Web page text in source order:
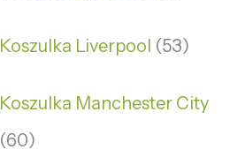
Koszulka Liverpool 53
Koszulka Manchester City
60